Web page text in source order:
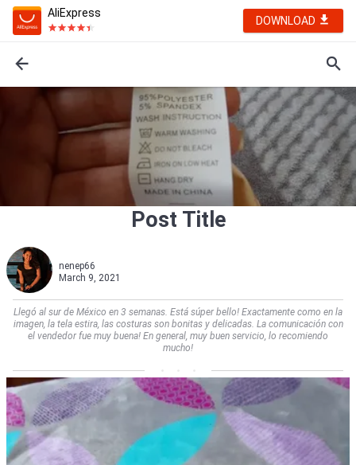
AliExpress
DOWNLOAD
Post Title
nenep66
March 9, 2021
Llegó al sur de México en 3 semanas. Está súper bello! Exactamente como en la
imagen, la tela estira, las costuras son bonitas y delicadas. La comunicación con
el vendedor fue muy buena! En general, muy buen servicio, lo recomiendo
mucho!